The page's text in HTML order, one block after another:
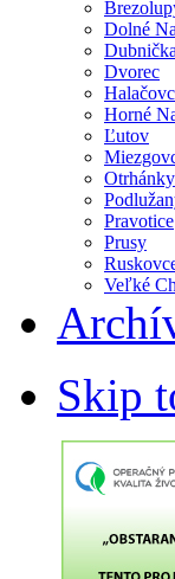
Dolné
Dubnička
Dvorec
Horné
Ľutov
Otrhánky
Pravotice
Prusy
Veľké
Skip